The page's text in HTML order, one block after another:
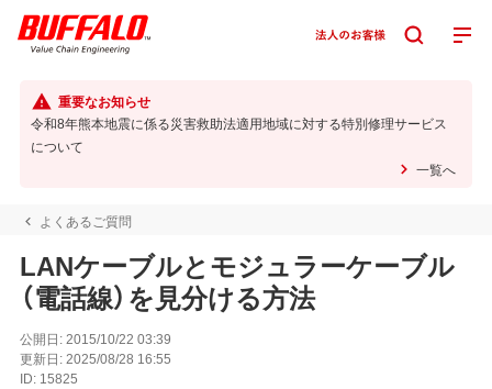
重要なお知らせ
令和8年熊本地震に係る災害救助法適用地域に対する特別修理サービス
について
一覧へ
よくあるご質問
LANケーブルとモジュラーケーブル
（電話線）を見分ける方法
公開日:2015/10/22 03:39
更新日:2025/08/28 16:55
ID: 15825